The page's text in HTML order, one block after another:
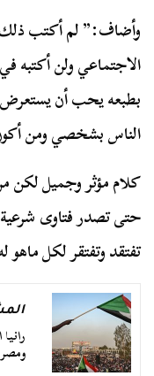
وأضاف:” لم أكتب
الاجتماعي ولن أكتبه
بطبعه يحب أن يستعرض
الناس بشخصي ومن
كلام مؤثر وجميل لكن
حتى تصدر فتاوى
تفتقد وتفتقر لكل ماهو